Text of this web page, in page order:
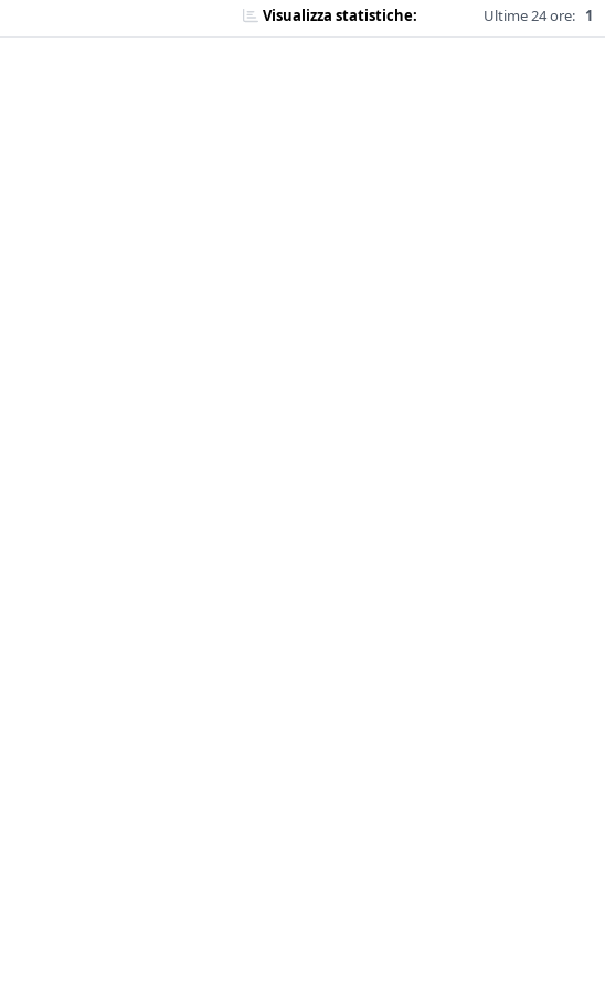
Visualizza statistiche: Ultime 24 ore: 1